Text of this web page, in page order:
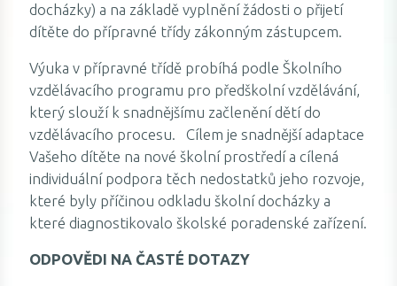
docházky) a na základě vyplnění žádosti o přijetí
dítěte do přípravné třídy zákonným zástupcem.
Výuka v přípravné třídě probíhá podle Školního
vzdělávacího programu pro předškolní vzdělávání,
který slouží k snadnějšímu začlenění dětí do
vzdělávacího procesu. Cílem je snadnější adaptace
Vašeho dítěte na nové školní prostředí a cílená
individuální podpora těch nedostatků jeho rozvoje,
které byly příčinou odkladu školní docházky a
které diagnostikovalo školské poradenské zařízení.
ODPOVĚDI NA ČASTÉ DOTAZY